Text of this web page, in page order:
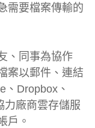
需要檔案傳輸的
、同事為協作
案以郵件、連結
、Dropbox、
力廠商雲存儲服
戶。